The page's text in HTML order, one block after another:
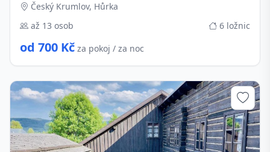
Český Krumlov, Hůrka
až 13 osob
6 ložnic
od 700 Kč za pokoj / za noc